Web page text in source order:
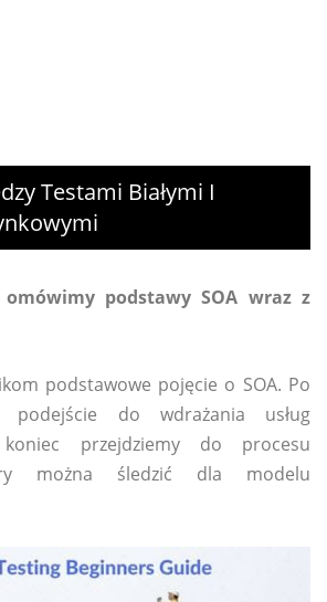
Testami Białymi I
podstawy SOA wraz z
podstawowe pojęcie o SOA. Po
podejście do wdrażania usług
przejdziemy do procesu
można śledzić dla modelu